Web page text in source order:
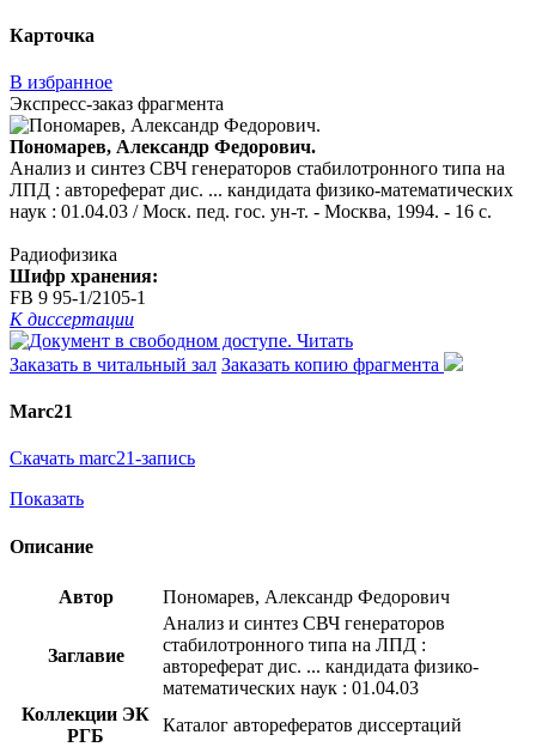
Карточка
В избранное
Экспресс-заказ фрагмента
Пономарев, Александр Федорович.
Анализ и синтез СВЧ генераторов стабилотронного типа на
ЛПД : автореферат дис. ... кандидата физико-математических
наук : 01.04.03 / Моск. пед. гос. ун-т. - Москва, 1994. - 16 с.
Радиофизика
Шифр хранения:
FB 9 95-1/2105-1
К диссертации
Читать
Заказать в читальный зал Заказать копию фрагмента
Marc21
Скачать marc21-запись
Показать
Описание
Автор Пономарев, Александр Федорович
Заглавие
Анализ и синтез СВЧ генераторов
стабилотронного типа на ЛПД :
автореферат дис. ... кандидата физико-
математических наук : 01.04.03
Коллекции ЭК
РГБ
Каталог авторефератов диссертаций